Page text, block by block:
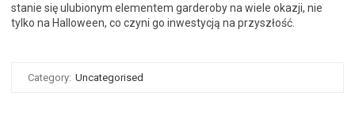
stanie się ulubionym elementem garderoby na wiele okazji, nie
tylko na Halloween, co czyni go inwestycją na przyszłość.
Category: Uncategorised